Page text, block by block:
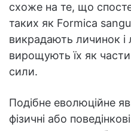
схоже на те, що
таких як Formica
викрадають личинок і
вирощують їх як
сили.
Подібне еволюційне
фізичні або